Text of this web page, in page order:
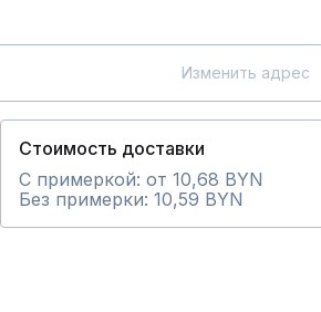
Изменить адрес
Стоимость доставки
С примеркой: от 10,68 BYN
Без примерки: 10,59 BYN